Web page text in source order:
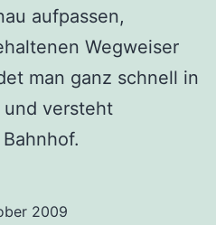
aufpassen,
Wegweiser
man ganz schnell in
und versteht
2009